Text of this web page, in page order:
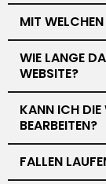
MIT
WIE LANGE
WEBSITE?
KANN ICH DIE
BEARBEITEN?
FALLEN